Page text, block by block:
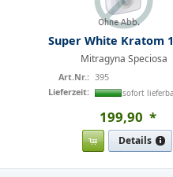
Super White Kratom
Mitragyna Speciosa
Art.Nr.: 395
Lieferzeit:
sofort
199,90 *
Details